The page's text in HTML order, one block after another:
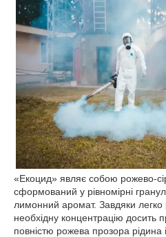
«Екоцид» являє собою рожево-
сформований у рівномірні
лимонний аромат. Завдяки легко
необхідну концентрацію досить
повністю рожева прозора